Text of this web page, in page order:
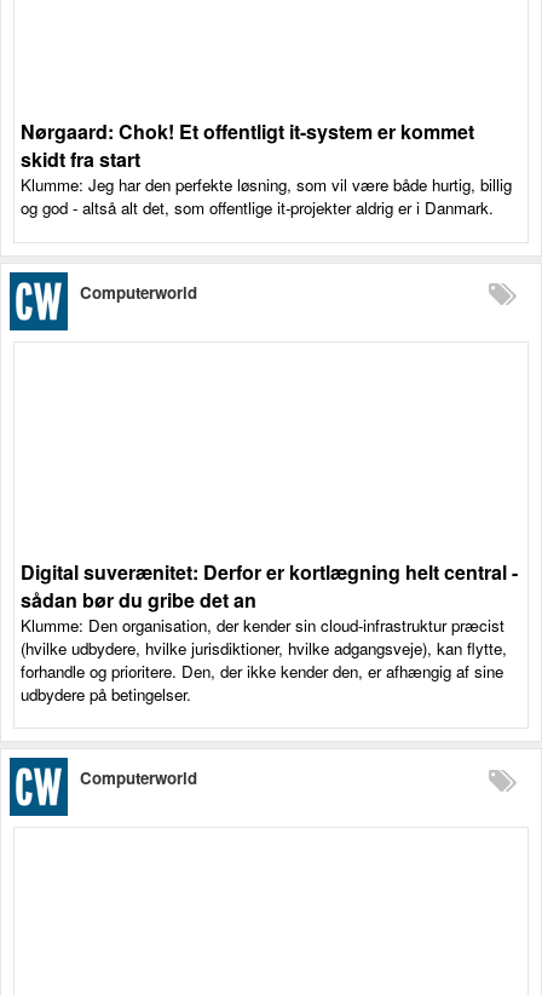
Nørgaard: Chok! Et offentligt it-system er kommet
skidt fra start
Klumme: Jeg har den perfekte løsning, som vil være både hurtig, billig
og god - altså alt det, som offentlige it-projekter aldrig er i Danmark.
Computerworld
Digital suverænitet: Derfor er kortlægning helt central -
sådan bør du gribe det an
Klumme: Den organisation, der kender sin cloud-infrastruktur præcist
(hvilke udbydere, hvilke jurisdiktioner, hvilke adgangsveje), kan flytte,
forhandle og prioritere. Den, der ikke kender den, er afhængig af sine
udbydere på betingelser.
Computerworld